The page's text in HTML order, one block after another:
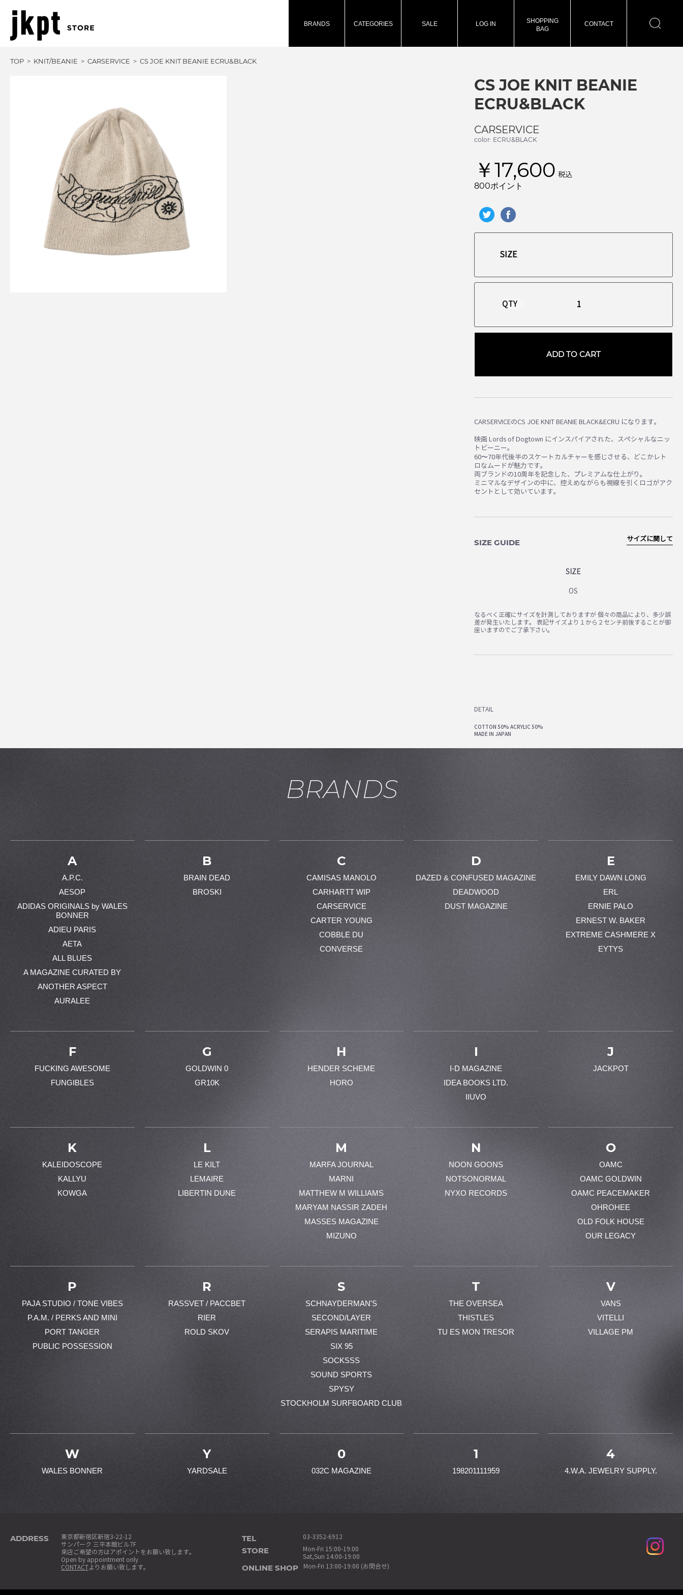
BRANDS CATEGORIES SALE LOG IN
SHOPPING
BAG
CONTACT
TOP KNIT/BEANIE CARSERVICE CS JOE KNIT BEANIE ECRU&BLACK
CS JOE KNIT BEANIE
ECRU&BLACK
CARSERVICE
color: ECRU&BLACK
￥17,600 税込
800ポイント
QTY
ADD TO CART
CARSERVICEのCS JOE KNIT BEANIE BLACK&ECRU になります。
映画 Lords of Dogtown にインスパイアされた、スペシャルなニッ
トビーニー。
60〜70年代後半のスケートカルチャーを感じさせる、どこかレト
ロなムードが魅力です。
両ブランドの10周年を記念した、プレミアムな仕上がり。
ミニマルなデザインの中に、控えめながらも視線を引くロゴがアク
セントとして効いています。
SIZE GUIDE
SIZE
OS
サイズに関して
なるべく正確にサイズを計測しておりますが 個々の商品により、多少誤
差が発生いたします。 表記サイズより１から２センチ前後することが御
座いますのでご了承下さい。
DETAIL
COTTON 50% ACRYLIC 50%
MADE IN JAPAN
BRANDS
A
A.P.C.
AESOP
ADIDAS ORIGINALS by WALES
BONNER
ADIEU PARIS
AETA
ALL BLUES
A MAGAZINE CURATED BY
ANOTHER ASPECT
AURALEE
B
BRAIN DEAD
BROSKI
C
CAMISAS MANOLO
CARHARTT WIP
CARSERVICE
CARTER YOUNG
COBBLE DU
CONVERSE
D
DAZED & CONFUSED MAGAZINE
DEADWOOD
DUST MAGAZINE
E
EMILY DAWN LONG
ERL
ERNIE PALO
ERNEST W. BAKER
EXTREME CASHMERE X
EYTYS
F
FUCKING AWESOME
FUNGIBLES
G
GOLDWIN 0
GR10K
H
HENDER SCHEME
HORO
I
I-D MAGAZINE
IDEA BOOKS LTD.
IIUVO
J
JACKPOT
K
KALEIDOSCOPE
KALLYU
KOWGA
L
LE KILT
LEMAIRE
LIBERTIN DUNE
M
MARFA JOURNAL
MARNI
MATTHEW M WILLIAMS
MARYAM NASSIR ZADEH
MASSES MAGAZINE
MIZUNO
N
NOON GOONS
NOTSONORMAL
NYXO RECORDS
O
OAMC
OAMC GOLDWIN
OAMC PEACEMAKER
OHROHEE
OLD FOLK HOUSE
OUR LEGACY
P
PAJA STUDIO / TONE VIBES
P.A.M. / PERKS AND MINI
PORT TANGER
PUBLIC POSSESSION
R
RASSVET / PACCBET
RIER
ROLD SKOV
S
SCHNAYDERMAN'S
SECOND/LAYER
SERAPIS MARITIME
SIX 95
SOCKSSS
SOUND SPORTS
SPYSY
STOCKHOLM SURFBOARD CLUB
T
THE OVERSEA
THISTLES
TU ES MON TRESOR
V
VANS
VITELLI
VILLAGE PM
W
WALES BONNER
Y
YARDSALE
0
032C MAGAZINE
1
198201111959
4
4.W.A. JEWELRY SUPPLY.
ADDRESS
東京都新宿区新宿3-22-12
サンパーク 三平本館ビル7F
来店ご希望の方はアポイントをお願い致します。
Open by appointment only
CONTACTよりお願い致します。
TEL 03-3352-6912
STORE
Mon-Fri 15:00-19:00
Sat,Sun 14:00-19:00
ONLINE SHOP Mon-Fri 13:00-19:00 (お問合せ)